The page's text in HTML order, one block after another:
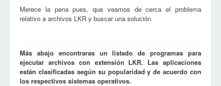
Merece la pena pues, que veamos de cerca el problema
relativo a archivos LKR y buscar una solución.
Más abajo encontraras un listado de programas para
ejecutar archivos con extensión LKR. Las aplicaciones
están clasificadas según su popularidad y de acuerdo con
los respectivos sistemas operativos.